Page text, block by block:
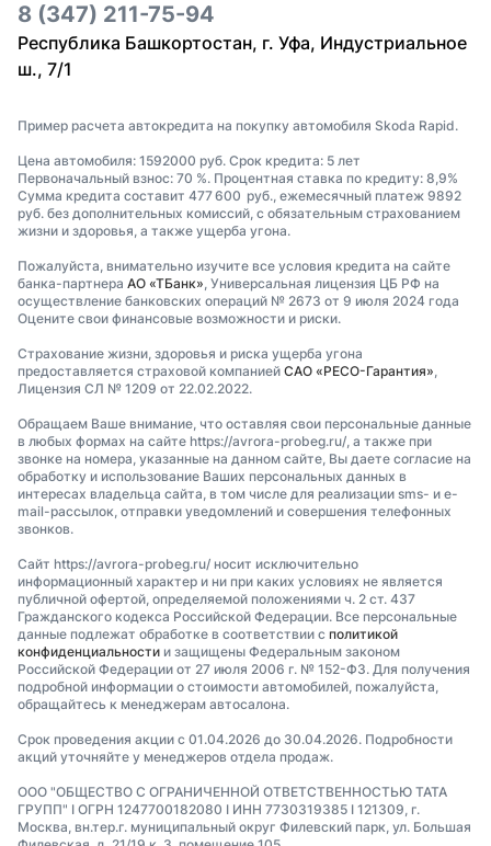
8 (347) 211-75-94
Республика Башкортостан, г. Уфа, Индустриальное
ш., 7/1
Пример расчета автокредита на покупку автомобиля Skoda Rapid.
Цена автомобиля: 1592000 руб. Срок кредита: 5 лет
Первоначальный взнос: 70 %. Процентная ставка по кредиту: 8,9%
Сумма кредита составит 477 600 руб., ежемесячный платеж 9892
руб. без дополнительных комиссий, с обязательным страхованием
жизни и здоровья, а также ущерба угона.
Пожалуйста, внимательно изучите все условия кредита на сайте
банка-партнера АО «ТБанк», Универсальная лицензия ЦБ РФ на
осуществление банковских операций № 2673 от 9 июля 2024 года
Оцените свои финансовые возможности и риски.
Страхование жизни, здоровья и риска ущерба угона
предоставляется страховой компанией САО «РЕСО-Гарантия»,
Лицензия СЛ № 1209 от 22.02.2022.
Обращаем Ваше внимание, что оставляя свои персональные данные
в любых формах на сайте https://avrora-probeg.ru/, а также при
звонке на номера, указанные на данном сайте, Вы даете согласие на
обработку и использование Ваших персональных данных в
интересах владельца сайта, в том числе для реализации sms- и e-
mail-рассылок, отправки уведомлений и совершения телефонных
звонков.
Сайт https://avrora-probeg.ru/ носит исключительно
информационный характер и ни при каких условиях не является
публичной офертой, определяемой положениями ч. 2 ст. 437
Гражданского кодекса Российской Федерации. Все персональные
данные подлежат обработке в соответствии с политикой
конфиденциальности и защищены Федеральным законом
Российской Федерации от 27 июля 2006 г. № 152-ФЗ. Для получения
подробной информации о стоимости автомобилей, пожалуйста,
обращайтесь к менеджерам автосалона.
Срок проведения акции с 01.04.2026 до 30.04.2026. Подробности
акций уточняйте у менеджеров отдела продаж.
ООО "ОБЩЕСТВО С ОГРАНИЧЕННОЙ ОТВЕТСТВЕННОСТЬЮ ТАТА
ГРУПП" I ОГРН 1247700182080 I ИНН 7730319385 I 121309, г.
Москва, вн.тер.г. муниципальный округ Филевский парк, ул. Большая